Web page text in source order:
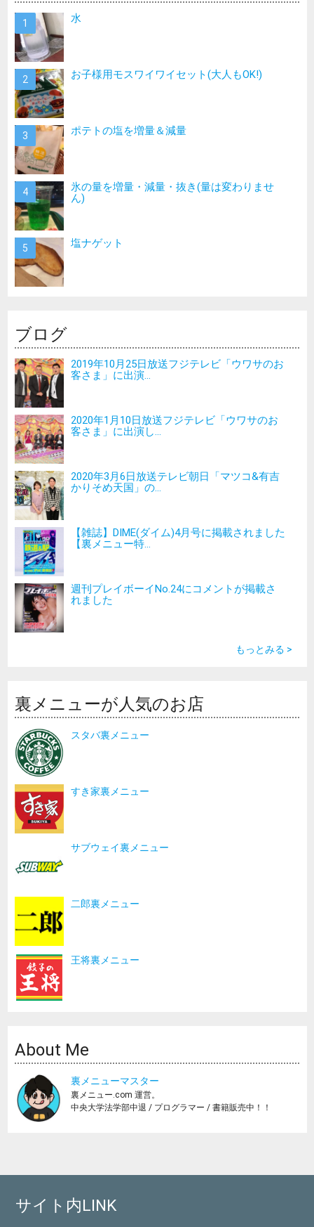
水
お子様用モスワイワイセット(大人もOK!)
ポテトの塩を増量＆減量
氷の量を増量・減量・抜き(量は変わりませ
ん)
塩ナゲット
ブログ
2019年10月25日放送フジテレビ「ウワサのお
客さま」に出演...
2020年1月10日放送フジテレビ「ウワサのお
客さま」に出演し...
2020年3月6日放送テレビ朝日「マツコ&有吉
かりそめ天国」の...
【雑誌】DIME(ダイム)4月号に掲載されました
【裏メニュー特...
週刊プレイボーイNo.24にコメントが掲載さ
れました
もっとみる >
裏メニューが人気のお店
スタバ裏メニュー
すき家裏メニュー
サブウェイ裏メニュー
二郎裏メニュー
王将裏メニュー
About Me
裏メニューマスター
裏メニュー.com 運営。
中央大学法学部中退 / プログラマー / 書籍販売中！！
サイト内LINK